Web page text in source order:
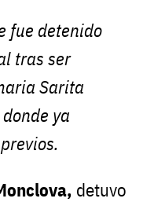
fue detenido
tras ser
Sarita
ya
detuvo